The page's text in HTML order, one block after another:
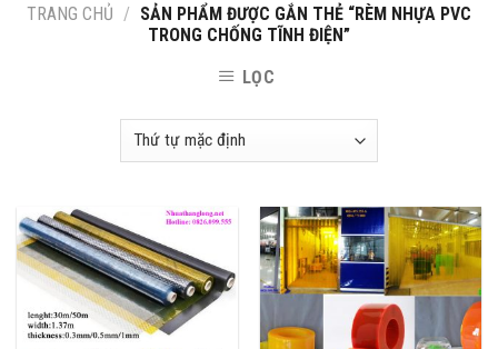
TRANG CHỦ / SẢN PHẨM ĐƯỢC GẮN THẺ “RÈM NHỰA PVC
TRONG CHỐNG TĨNH ĐIỆN”
LỌC